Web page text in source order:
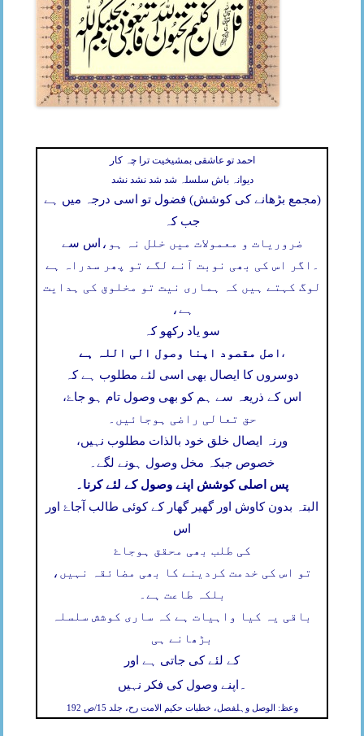
احمد تو عاشقی بمشیخیت ترا چہ کار
دیوانہ باش سلسلہ شد شد نشد نشد
(مجمع بڑھانے کی کوشش) فضول تو اسی درجہ میں ہے
جب کہ
اس سے ضروریات و معمولات میں خلل نہ ہو،
اگر اس کی بھی نوبت آنے لگے تو پھر سدراہ ہے
لوگ کہتے ہیں کہ ہماری نیت تو مخلوق کی ہدایت
ہے،
سو یاد رکھو کہ
اصل مقصود اپنا وصول الی اللہ ہے ،
دوسروں کا ایصال بھی اسی لئے مطلوب ہے کہ
اس کے ذریعہ سے ہم کو بھی وصول تام ہو جاۓ،
حق تعالی راضی ہوجائیں۔
ورنہ ایصال خلق خود بالذات مطلوب نہیں،
خصوص جبکہ مخل وصول ہونے لگے۔
پس اصلی کوشش اپنے وصول کے لئے کرنا۔
البتہ بدون کاوش اور گھیر گھار کے کوئی طالب آجاۓ اور
اس
کی طلب بھی محقق ہوجاۓ
تو اس کی خدمت کردینے کا بھی مضائقہ نہیں،
بلکہ طاعت ہے۔
باقی یہ کیا واہیات ہے کہ ساری کوشش سلسلہ
بڑھانے ہی
کے لئے کی جاتی ہے اور
اپنے وصول کی فکر نہیں ۔
وعظ: الوصل وہلفصل، خطبات حکیم الامت رح، جلد 15/ص 192